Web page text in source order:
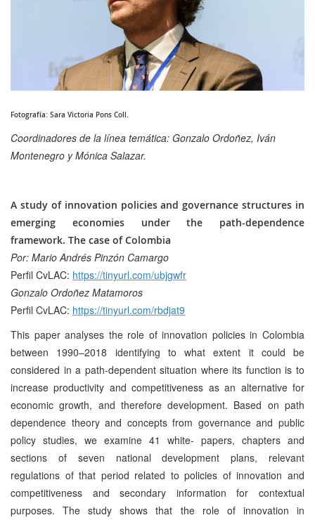
Fotografía: Sara Victoria Pons Coll.
Coordinadores de la línea temática: Gonzalo Ordoñez, Iván
Montenegro y Mónica Salazar.
A study of innovation policies and governance structures in
emerging economies under the path-dependence
framework. The case of Colombia
Por: Mario Andrés Pinzón Camargo
Perfil CvLAC: https://tinyurl.com/ubjgwfr
Gonzalo Ordoñez Matamoros
Perfil CvLAC: https://tinyurl.com/rbdjat9
This paper analyses the role of innovation policies in Colombia
between 1990–2018 identifying to what extent it could be
considered in a path-dependent situation where its function is to
increase productivity and competitiveness as an alternative for
economic growth, and therefore development. Based on path
dependence theory and concepts from governance and public
policy studies, we examine 41 white- papers, chapters and
sections of seven national development plans, relevant
regulations of that period related to policies of innovation and
competitiveness and secondary information for contextual
purposes. The study shows that the role of innovation in